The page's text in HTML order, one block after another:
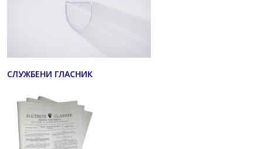
СЛУЖБЕНИ ГЛАСНИК